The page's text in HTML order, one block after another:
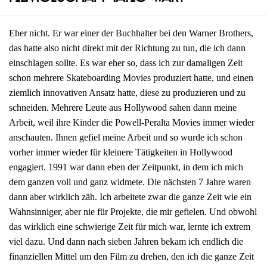
Eher nicht. Er war einer der Buchhalter bei den Warner Brothers,
das hatte also nicht direkt mit der Richtung zu tun, die ich dann
einschlagen sollte. Es war eher so, dass ich zur damaligen Zeit
schon mehrere Skateboarding Movies produziert hatte, und einen
ziemlich innovativen Ansatz hatte, diese zu produzieren und zu
schneiden. Mehrere Leute aus Hollywood sahen dann meine
Arbeit, weil ihre Kinder die Powell-Peralta Movies immer wieder
anschauten. Ihnen gefiel meine Arbeit und so wurde ich schon
vorher immer wieder für kleinere Tätigkeiten in Hollywood
engagiert. 1991 war dann eben der Zeitpunkt, in dem ich mich
dem ganzen voll und ganz widmete. Die nächsten 7 Jahre waren
dann aber wirklich zäh. Ich arbeitete zwar die ganze Zeit wie ein
Wahnsinniger, aber nie für Projekte, die mir gefielen. Und obwohl
das wirklich eine schwierige Zeit für mich war, lernte ich extrem
viel dazu. Und dann nach sieben Jahren bekam ich endlich die
finanziellen Mittel um den Film zu drehen, den ich die ganze Zeit